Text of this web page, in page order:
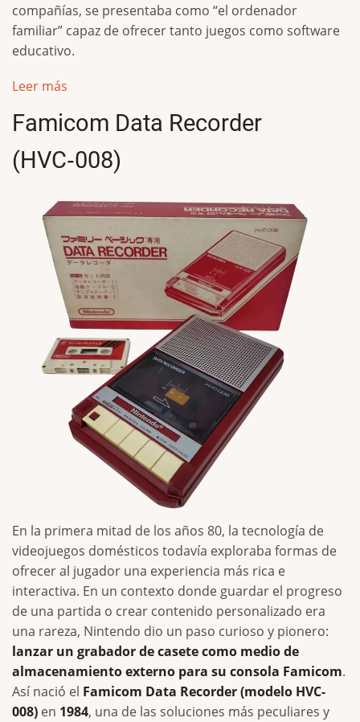
compañías, se presentaba como “el ordenador
familiar” capaz de ofrecer tanto juegos como software
educativo.
Leer más
Famicom Data Recorder
(HVC‑008)
En la primera mitad de los años 80, la tecnología de
videojuegos domésticos todavía exploraba formas de
ofrecer al jugador una experiencia más rica e
interactiva. En un contexto donde guardar el progreso
de una partida o crear contenido personalizado era
una rareza, Nintendo dio un paso curioso y pionero:
lanzar un grabador de casete como medio de
almacenamiento externo para su consola Famicom.
Así nació el Famicom Data Recorder (modelo HVC-
008) en 1984, una de las soluciones más peculiares y